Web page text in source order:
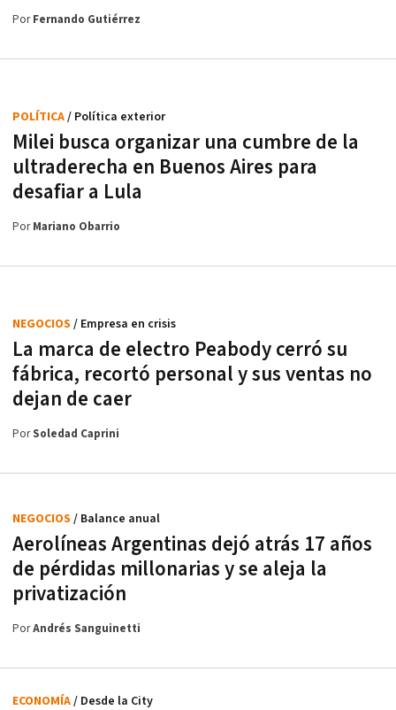
PorFernando Gutiérrez
La marca de electro Peabody cerró su
fábrica, recortó personal y sus ventas no
dejan de caer
NEGOCIOS / Empresa en crisis
PorSoledad Caprini
Aerolíneas Argentinas dejó atrás 17 años
de pérdidas millonarias y se aleja la
privatización
NEGOCIOS / Balance anual
PorAndrés Sanguinetti
ECONOMÍA/ Desde la City
Milei busca organizar una cumbre de la
ultraderecha en Buenos Aires para
desafiar a Lula
POLÍTICA/ Política exterior
PorMariano Obarrio